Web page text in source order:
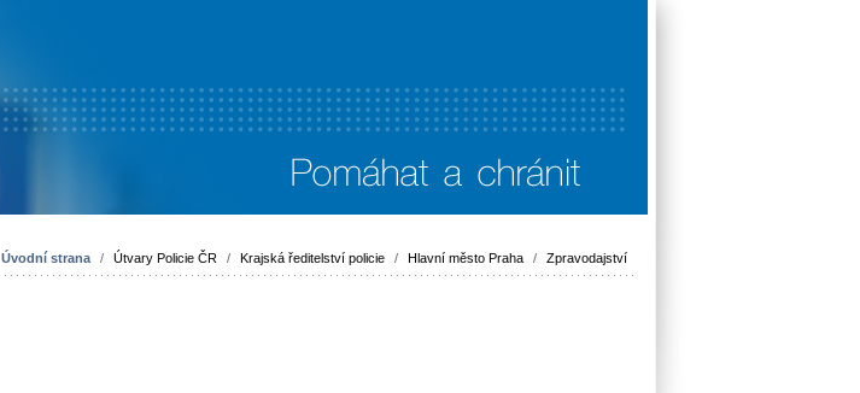
Úvodní strana / Útvary Policie ČR / Krajská ředitelství policie / Hlavní město Praha / Zpravodajství